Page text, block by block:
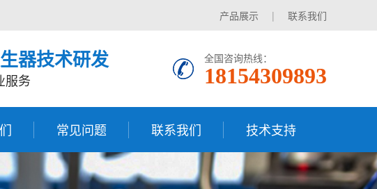
产品展示 | 联系我们
器技术研发
服务
全国咨询热线：
18154309893
常见问题 联系我们 技术支持